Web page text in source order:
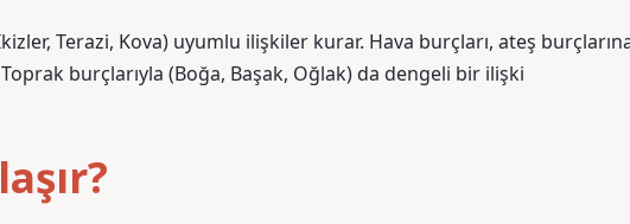
Terazi, Kova) uyumlu ilişkiler kurar. Hava burçları, ateş
burçlarıyla (Boğa, Başak, Oğlak) da dengeli bir ilişki